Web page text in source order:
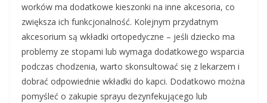
worków ma dodatkowe kieszonki na inne akcesoria, co
zwiększa ich funkcjonalność. Kolejnym przydatnym
akcesorium są wkładki ortopedyczne – jeśli dziecko ma
problemy ze stopami lub wymaga dodatkowego wsparcia
podczas chodzenia, warto skonsultować się z lekarzem i
dobrać odpowiednie wkładki do kapci. Dodatkowo można
pomyśleć o zakupie sprayu dezynfekującego lub